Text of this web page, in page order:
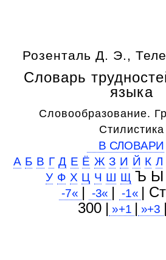
Розенталь Д. Э.,
Словарь
языка
Словообразование.
Стилистика
В СЛОВАРИ
А Б В Г Д Е Ё Ж З И Й К Л
У Ф Х Ц Ч Ш Щ Ъ Ы
-7« | -3« | -1« |
300 | »+1 | »+3 |